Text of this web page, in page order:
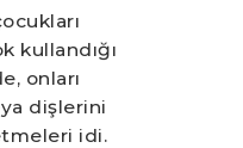
kullandığı
onları
dişlerini
idi.